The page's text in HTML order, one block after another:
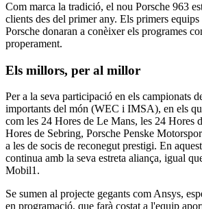
Com marca la tradició, el nou Porsche 963
clients des del primer any. Els primers
Porsche donaran a conèixer els programes
properament.
Els millors, per al millor
Per a la seva participació en els campionats
importants del món (WEC i IMSA), en els
com les 24 Hores de Le Mans, les 24 Hores
Hores de Sebring, Porsche Penske
a les de socis de reconegut prestigi. En
continua amb la seva estreta aliança, igual
Mobil1.
Se sumen al projecte gegants com Ansys,
en programació, que farà costat a l'equip